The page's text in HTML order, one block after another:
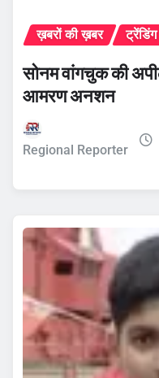
ख़बरों की ख़बर ट्रेंडिंग
सोनम वांगचुक की
आमरण अनशन
Regional Reporter